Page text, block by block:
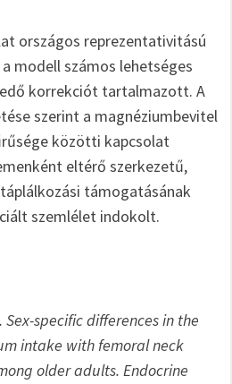
országos reprezentativitású
modell számos lehetséges
korrekciót tartalmazott. A
szerint a magnéziumbevitel
közötti kapcsolat
eltérő szerkezetű,
támogatásának
szemlélet indokolt.
Sex-specific differences in the
intake with femoral neck
older adults. Endocrine